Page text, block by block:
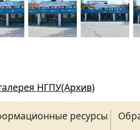
НГПУ(Архив)
ресурсы